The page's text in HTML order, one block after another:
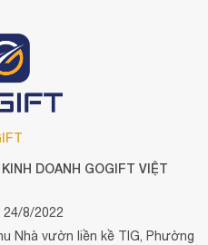
DOANH GOGIFT VIỆT
24/8/2022
Nhà vườn liền kề TIG, Phường